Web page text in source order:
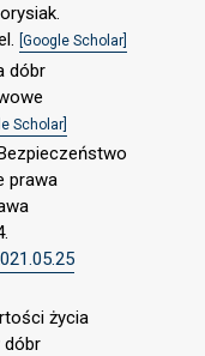
[Google Scholar]
dóbr
Scholar]
prawa
życia
dóbr